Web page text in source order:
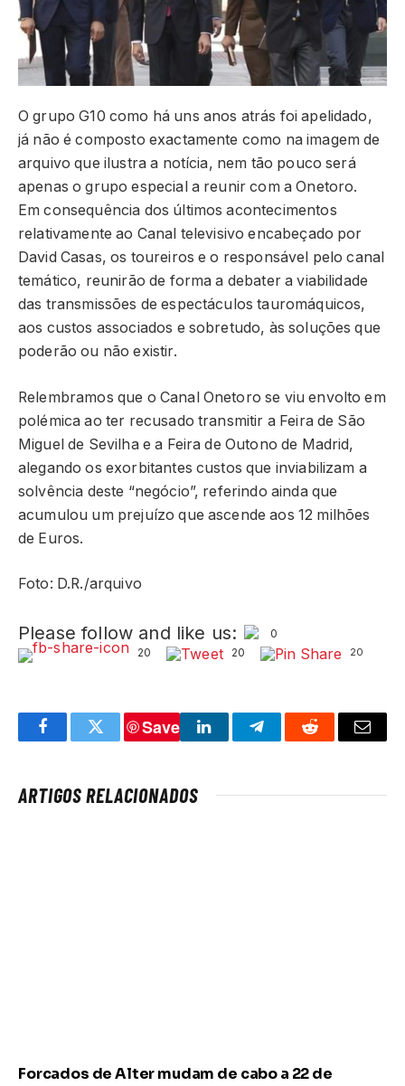
O grupo G10 como há uns anos atrás foi apelidado,
já não é composto exactamente como na imagem de
arquivo que ilustra a notícia, nem tão pouco será
apenas o grupo especial a reunir com a Onetoro.
Em consequência dos últimos acontecimentos
relativamente ao Canal televisivo encabeçado por
David Casas, os toureiros e o responsável pelo canal
temático, reunirão de forma a debater a viabilidade
das transmissões de espectáculos tauromáquicos,
aos custos associados e sobretudo, às soluções que
poderão ou não existir.
Relembramos que o Canal Onetoro se viu envolto em
polémica ao ter recusado transmitir a Feira de São
Miguel de Sevilha e a Feira de Outono de Madrid,
alegando os exorbitantes custos que inviabilizam a
solvência deste “negócio”, referindo ainda que
acumulou um prejuízo que ascende aos 12 milhões
de Euros.
Foto: D.R./arquivo
Please follow and like us:
0
20
20 20
FacebookTwitter
Save
LinkedInTelegramReddit Email
ARTIGOS RELACIONADOS
Forcados de Alter mudam de cabo a 22 de